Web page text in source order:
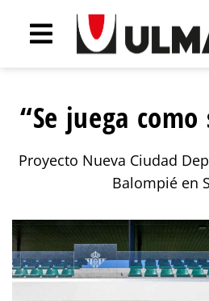
“Se juega
Proyecto Nueva Ciudad
Balompié en